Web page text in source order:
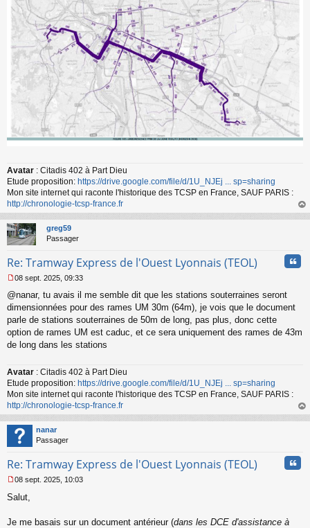
Avatar : Citadis 402 à Part Dieu
Etude proposition: https://drive.google.com/file/d/1U_NJEj ... sp=sharing
Mon site internet qui raconte l'historique des TCSP en France, SAUF PARIS :
http://chronologie-tcsp-france.fr
au
greg59
Passager
Re: Tramway Express de l'Ouest Lyonnais (TEOL)
e
s
s
g
e
o
u
08 sept. 2025, 09:33
@nanar, tu avais il me semble dit que les stations souterraines seront
dimensionnées pour des rames UM 30m (64m), je vois que le document
parle de stations souterraines de 50m de long, pas plus, donc cette
option de rames UM est caduc, et ce sera uniquement des rames de 43m
de long dans les stations
Avatar : Citadis 402 à Part Dieu
Etude proposition: https://drive.google.com/file/d/1U_NJEj ... sp=sharing
Mon site internet qui raconte l'historique des TCSP en France, SAUF PARIS :
http://chronologie-tcsp-france.fr
au
nanar
Passager
Re: Tramway Express de l'Ouest Lyonnais (TEOL)
e
08 sept. 2025, 10:03
Salut,
Je me basais sur un document antérieur (dans les DCE d'assistance à